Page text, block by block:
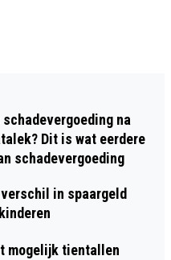
na
Dit is wat eerdere
schadevergoeding
in spaargeld
mogelijk tientallen